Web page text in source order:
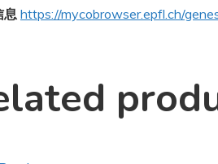
息 https://mycobrowser.epfl.ch/